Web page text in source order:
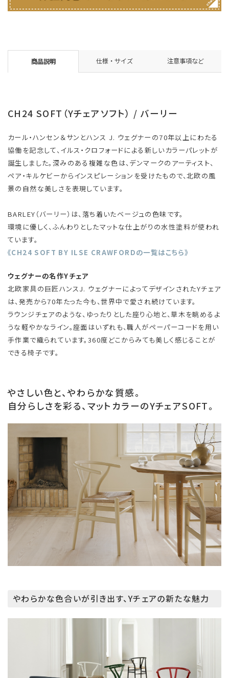
商品説明 仕様・サイズ 注意事項など
CH24 SOFT（Yチェアソフト） / バーリー
カール・ハンセン＆サンとハンス J. ウェグナーの70年以上にわたる
協働を記念して、イルス・クロフォードによる新しいカラーパレットが
誕生しました。深みのある複雑な色は、デンマークのアーティスト、
ペア・キルケビーからインスピレーションを受けたもので、北欧の風
景の自然な美しさを表現しています。
BARLEY（バーリー）は、落ち着いたベージュの色味です。
環境に優しく、ふんわりとしたマットな仕上がりの水性塗料が使われ
ています。
《CH24 SOFT BY ILSE CRAWFORDの一覧はこちら》
ウェグナーの名作Yチェア
北欧家具の巨匠ハンスJ. ウェグナーによってデザインされたYチェア
は、発売から70年たった今も、世界中で愛され続けています。
ラウンジチェアのような、ゆったりとした座り心地と、草木を眺めるよ
うな軽やかなライン。座面はいずれも、職人がペーパーコードを用い
手作業で織られています。360度どこからみても美しく感じることが
できる椅子です。
やさしい色と、やわらかな質感。
自分らしさを彩る、マットカラーのYチェアSOFT。
やわらかな色合いが引き出す、Yチェアの新たな魅力